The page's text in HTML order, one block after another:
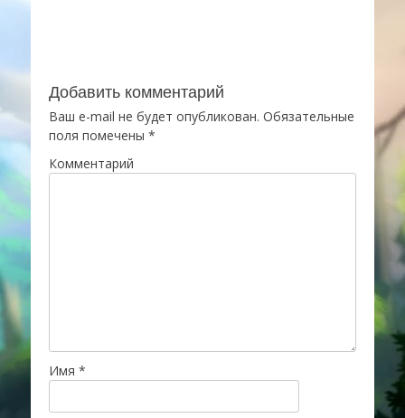
Добавить комментарий
Ваш e-mail не будет опубликован. Обязательные
поля помечены *
Комментарий
Имя *